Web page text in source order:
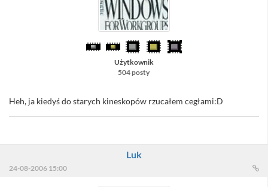
Użytkownik
504 posty
Heh, ja kiedyś do starych kineskopów rzucałem cegłami:D
Luk
24-08-2006 15:00